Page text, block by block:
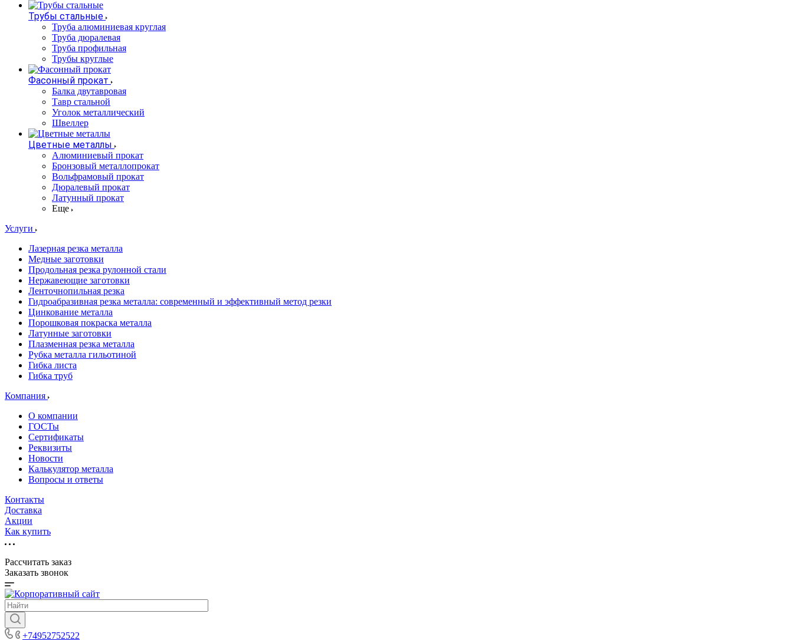
Трубы стальные
Труба алюминиевая круглая
Труба дюралевая
Труба профильная
Трубы круглые
Фасонный прокат
Балка двутавровая
Тавр стальной
Уголок металлический
Швеллер
Цветные металлы
Алюминиевый прокат
Бронзовый металлопрокат
Вольфрамовый прокат
Дюралевый прокат
Латунный прокат
Еще
Услуги
Лазерная резка металла
Медные заготовки
Продольная резка рулонной стали
Нержавеющие заготовки
Ленточнопильная резка
Гидроабразивная резка металла: современный и эффективный метод резки
Цинкование металла
Порошковая покраска металла
Латунные заготовки
Плазменная резка металла
Рубка металла гильотиной
Гибка листа
Гибка труб
Компания
О компании
ГОСТы
Сертификаты
Реквизиты
Новости
Калькулятор металла
Вопросы и ответы
Контакты
Доставка
Акции
Как купить
Рассчитать заказ
Заказать звонок
+74952752522